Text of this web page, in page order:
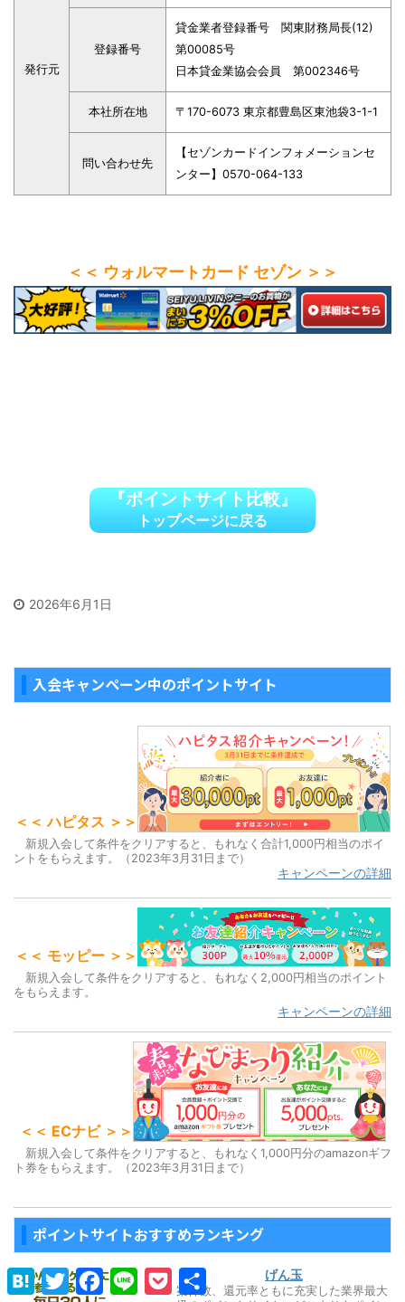
発行元
登録番号
貸金業者登録番号 関東財務局長(12)
第00085号
日本貸金業協会会員 第002346号
本社所在地 〒170-6073 東京都豊島区東池袋3-1-1
問い合わせ先
【セゾンカードインフォメーションセ
ンター】0570-064-133
＜＜ ウォルマートカード セゾン ＞＞
『ポイントサイト比較』
トップページに戻る
2026年6月1日
入会キャンペーン中のポイントサイト
＜＜ ハピタス ＞＞
新規入会して条件をクリアすると、もれなく合計1,000円相当のポイ
ントをもらえます。（2023年3月31日まで）
キャンペーンの詳細
＜＜ モッピー ＞＞
新規入会して条件をクリアすると、もれなく2,000円相当のポイント
をもらえます。
キャンペーンの詳細
＜＜ ECナビ ＞＞
新規入会して条件をクリアすると、もれなく1,000円分のamazonギフ
ト券をもらえます。（2023年3月31日まで）
ポイントサイトおすすめランキング
げん玉
案件数、還元率ともに充実した業界最大
H
a
T
w
F
a
L
P
o
有